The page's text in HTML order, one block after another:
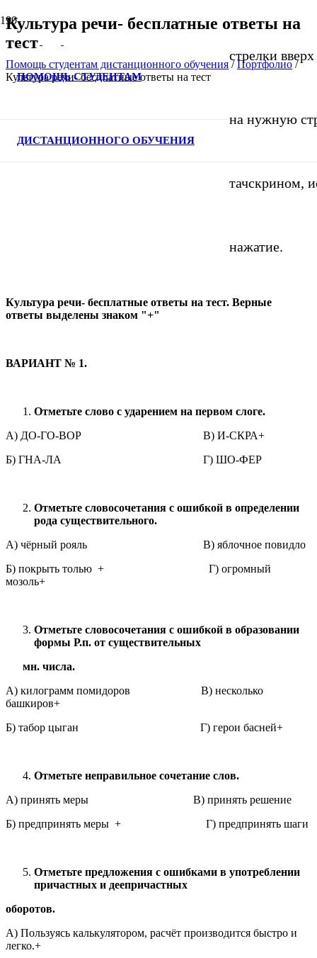
ПОМОЩЬ СТУДЕНТАМ
ДИСТАНЦИОННОГО ОБУЧЕНИЯ
стрелки
на нужную
тачскрином,
нажатие.
Культура речи- бесплатные ответы на
тест
Помощь студентам дистанционного обучения/Портфолио/
Культура речи- бесплатные ответы на тест
Культура речи- бесплатные ответы на тест. Верные
ответы выделены знаком "+"
ВАРИАНТ № 1.
Отметьте слово с ударением на первом слоге.
А) ДО-ГО-ВОР В) И-СКРА+
Б) ГНА-ЛА Г) ШО-ФЕР
Отметьте словосочетания с ошибкой в определении
рода существительного.
А) чёрный рояль В) яблочное повидло
Б) покрыть толью + Г) огромный
мозоль+
Отметьте словосочетания с ошибкой в образовании
формы Р.п. от существительных
мн. числа.
А) килограмм помидоров В) несколько
башкиров+
Б) табор цыган Г) герои басней+
Отметьте неправильное сочетание слов.
А) принять меры В) принять решение
Б) предпринять меры + Г) предпринять шаги
Отметьте предложения с ошибками в употреблении
причастных и деепричастных
оборотов.
А) Пользуясь калькулятором, расчёт производится быстро и
легко.+